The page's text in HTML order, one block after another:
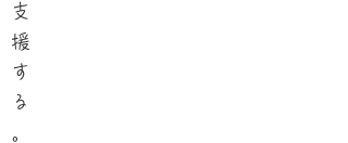
支
援
す
る
。